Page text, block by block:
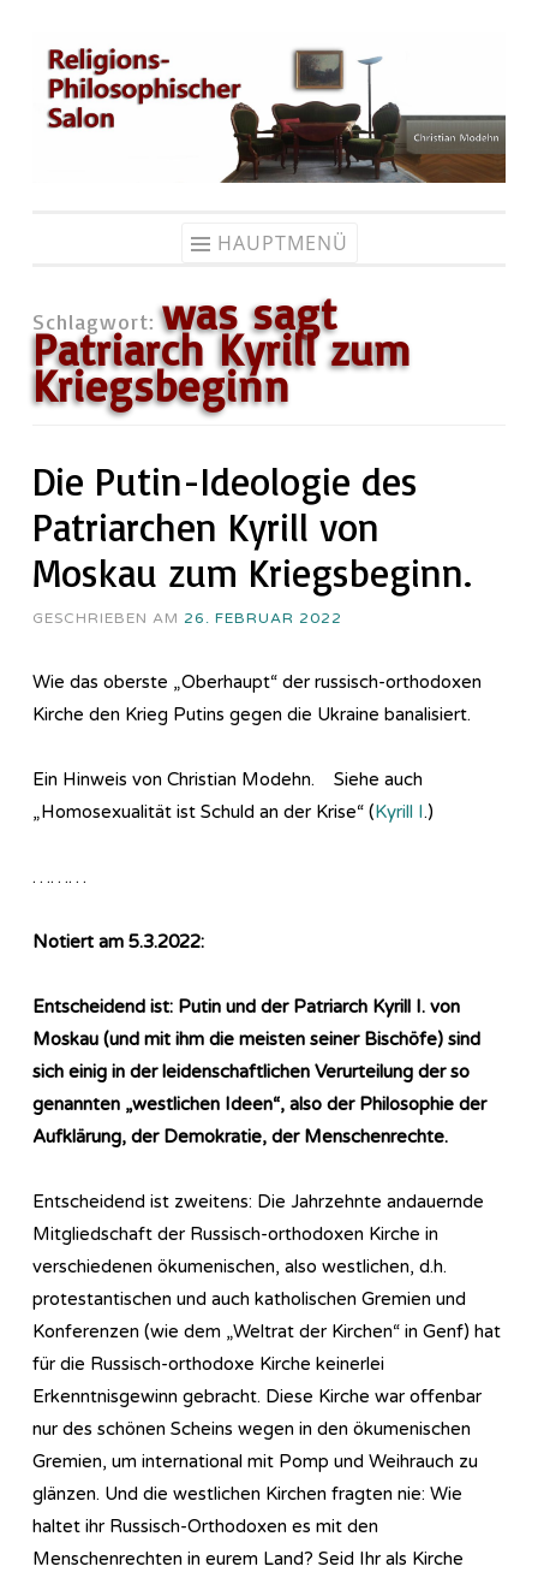
Zum
Inhalt
springen
HAUPTMENÜ
Schlagwort:was sagt
Patriarch Kyrill zum
Kriegsbeginn
Die Putin-Ideologie des
Patriarchen Kyrill von
Moskau zum Kriegsbeginn.
GESCHRIEBEN AM 26. FEBRUAR 2022
Wie das oberste „Oberhaupt“ der russisch-orthodoxen
Kirche den Krieg Putins gegen die Ukraine banalisiert.
Ein Hinweis von Christian Modehn. Siehe auch
„Homosexualität ist Schuld an der Krise“ (Kyrill I.)
………
Notiert am 5.3.2022:
Entscheidend ist: Putin und der Patriarch Kyrill I. von
Moskau (und mit ihm die meisten seiner Bischöfe) sind
sich einig in der leidenschaftlichen Verurteilung der so
genannten „westlichen Ideen“, also der Philosophie der
Aufklärung, der Demokratie, der Menschenrechte.
Entscheidend ist zweitens: Die Jahrzehnte andauernde
Mitgliedschaft der Russisch-orthodoxen Kirche in
verschiedenen ökumenischen, also westlichen, d.h.
protestantischen und auch katholischen Gremien und
Konferenzen (wie dem „Weltrat der Kirchen“ in Genf) hat
für die Russisch-orthodoxe Kirche keinerlei
Erkenntnisgewinn gebracht. Diese Kirche war offenbar
nur des schönen Scheins wegen in den ökumenischen
Gremien, um international mit Pomp und Weihrauch zu
glänzen. Und die westlichen Kirchen fragten nie: Wie
haltet ihr Russisch-Orthodoxen es mit den
Menschenrechten in eurem Land? Seid Ihr als Kirche